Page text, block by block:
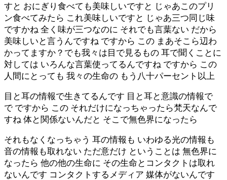
すと おにぎり食べても美味しいですと じゃあこのプリ
ン食べてみたら これ美味しいですと じゃあ三つ同じ味
ですかね 全く味が三つなのに それでも言葉ない だから
美味しいと言うんですね ですから この まあそこら辺わ
かってますか？でも我々は目で見るもの 耳で聞くことに
対しては いろんな言葉使ってるんですね ですから この
人間にとっても 我々の生命の もう八十パーセント以上
目と耳の情報で生きてるんです 目と耳と意識の情報で
で ですから この それだけになっちゃったら梵天なんで
すね 体と関係ないんだと そこで無色界になったら
それもなくなっちゃう 耳の情報も いわゆる光の情報も
音の情報も取れない ただ意だけ ということは 無色界に
なったら 他の他の生命に その生命とコンタクトは取れ
ないんです コンタクトするメディア 媒体がないんです